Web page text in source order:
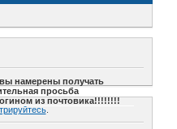
намерены получать
просьба
из почтовика!!!!!!!!
.